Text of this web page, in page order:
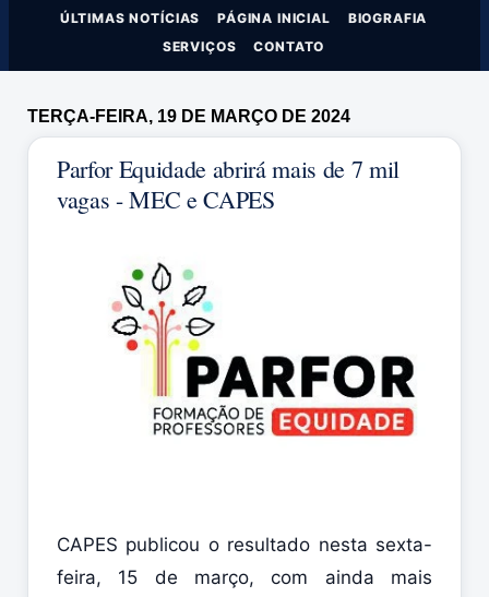
ÚLTIMAS NOTÍCIAS PÁGINA INICIAL
BIOGRAFIA
SERVIÇOS
CONTATO
TERÇA-FEIRA, 19 DE MARÇO DE 2024
Parfor Equidade abrirá mais de 7 mil
vagas - MEC e CAPES
CAPES publicou o resultado nesta sexta-
feira, 15 de março, com ainda mais